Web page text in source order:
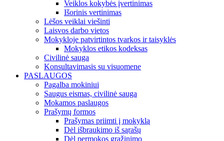
Veiklos kokybės įvertinimas
Išorinis vertinimas
Lėšos veiklai viešinti
Laisvos darbo vietos
Mokykloje patvirtintos tvarkos ir taisyklės
Mokyklos etikos kodeksas
Civilinė sauga
Konsultavimasis su visuomene
PASLAUGOS
Pagalba mokiniui
Saugus eismas, civilinė sauga
Mokamos paslaugos
Prašymų formos
Prašymas priimti į mokyklą
Dėl išbraukimo iš sąrašų
Dėl permokos grąžinimo